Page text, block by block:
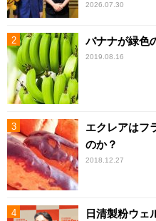
2026.07.30
バナナが緑色
2019.08.16
エクレアはフ
のか？
2018.12.27
日清製粉ウェ